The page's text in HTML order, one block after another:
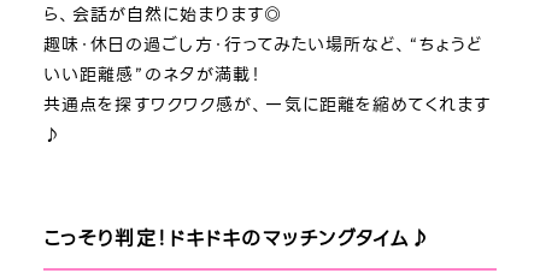
ら、会話が自然に始まります◎
趣味・休日の過ごし方・行ってみたい場所など、“ちょうど
いい距離感”のネタが満載！
共通点を探すワクワク感が、一気に距離を縮めてくれます
♪
こっそり判定！ドキドキのマッチングタイム♪